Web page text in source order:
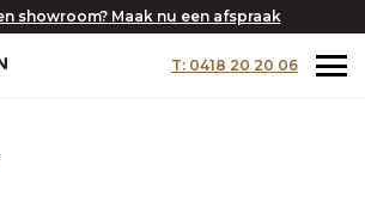
showroom? Maak nu een afspraak
T: 0418 20 20 06